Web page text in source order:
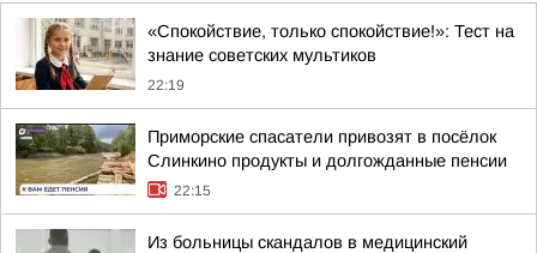
«Спокойствие, только спокойствие!»: Тест на
знание советских мультиков
22:19
Приморские спасатели привозят в посёлок
Слинкино продукты и долгожданные пенсии
22:15
Из больницы скандалов в медицинский